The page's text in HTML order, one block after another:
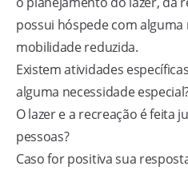
possui hóspede com
mobilidade reduzida.
Existem atividades
alguma necessidade
O lazer e a recreação é feita
pessoas?
Caso for positiva sua